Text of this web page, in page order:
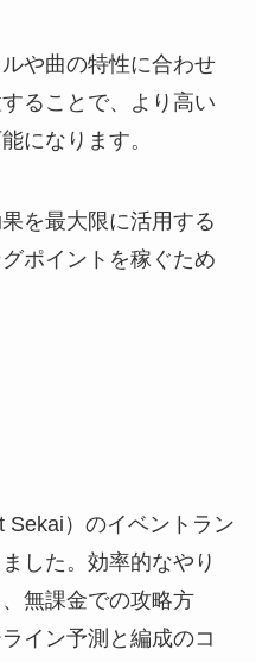
や曲の特性に合わせ
ることで、より高い
になります。
を最大限に活用する
ポイントを稼ぐため
Sekai）のイベントラン
した。効率的なやり
無課金での攻略方
イン予測と編成のコ